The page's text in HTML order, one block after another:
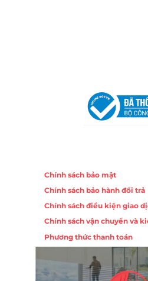
Chính sách bảo mật
Chính sách bảo hành đổi trả
Chính sách điều kiện giao
Chính sách vận chuyển và
Phương thức thanh toán